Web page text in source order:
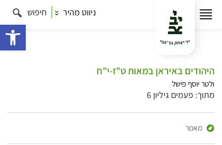
ניווט מהיר חיפוש
היהודים באיראן במאות ט"ז-י"ח
ולטר יוסף פישל
מתוך: פעמים גיליון 6
מאמר